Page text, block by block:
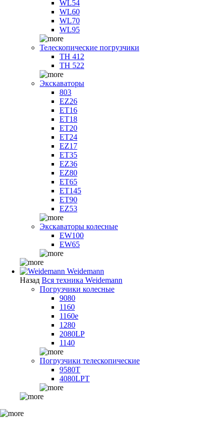
WL54
WL60
WL70
WL95
Телескопические погрузчики
TH 412
TH 522
Экскаваторы
803
EZ26
ET16
ET18
ET20
ET24
EZ17
ET35
EZ36
EZ80
ET65
ET145
ET90
EZ53
Экскаваторы колесные
EW100
EW65
Weidemann
Назад Вся техника Weidemann
Погрузчики колесные
9080
1160
1160e
1280
2080LP
1140
Погрузчики телескопические
9580T
4080LPT